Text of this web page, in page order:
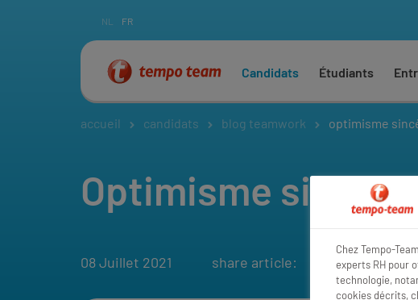
Candidats Étudiants
NL FR
accueil candidats blog teamwork optimisme
Optimisme sincère
08 Juillet 2021 share article:
Chez Tempo-
experts RH pour
technologie,
cookies décrits,